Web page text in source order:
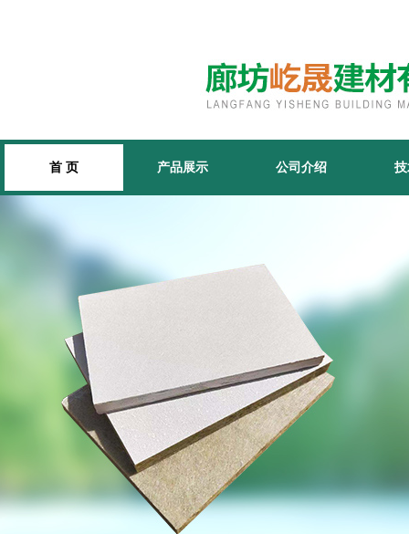
首 页 产品展示 公司介绍